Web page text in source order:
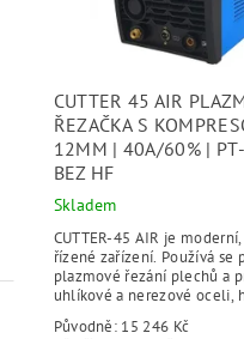
CUTTER 45 AIR
ŘEZAČKA S
12MM | 40A/60% |
BEZ HF
Skladem
CUTTER-45 AIR je
řízené zařízení. Používá se
plazmové řezání plechů a
uhlíkové a nerezové oceli,
Původně: 15 246 Kč